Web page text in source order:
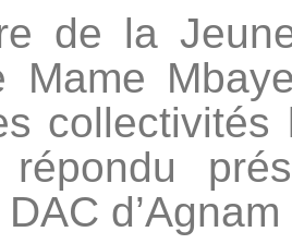
de la
Mame